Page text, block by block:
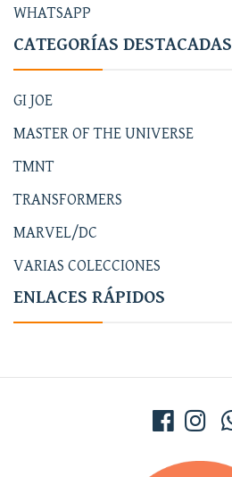
WHATSAPP
CATEGORÍAS DESTACADAS
GI JOE
MASTER OF THE UNIVERSE
TMNT
TRANSFORMERS
MARVEL/DC
VARIAS COLECCIONES
ENLACES RÁPIDOS